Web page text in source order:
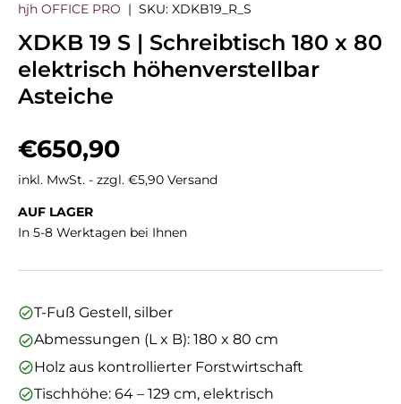
hjh OFFICE PRO | SKU: XDKB19_R_S
XDKB 19 S | Schreibtisch 180 x 80
elektrisch höhenverstellbar
Asteiche
Normaler Preis
€650,90
inkl. MwSt. - zzgl. €5,90 Versand
AUF LAGER
In 5-8 Werktagen bei Ihnen
T-Fuß Gestell, silber
Abmessungen (L x B): 180 x 80 cm
Holz aus kontrollierter Forstwirtschaft
Tischhöhe: 64 – 129 cm, elektrisch